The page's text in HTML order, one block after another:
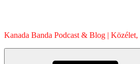
Kanada Banda Podcast & Blog |